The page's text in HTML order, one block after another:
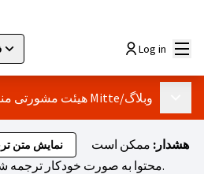
Elegir el idioma
Log in
هیئت مشورتی منطقه برای مشارکت و ادغام Mitte/وبلاگ
نمایش متن هشدار: ممکن است
محتوا به صورت خودکار ترجمه شود و 100٪ دقیق نباشد.